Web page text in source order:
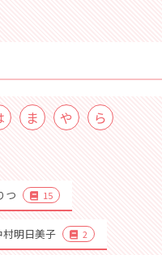
ま や
ら
つ 15
村明日美子 2